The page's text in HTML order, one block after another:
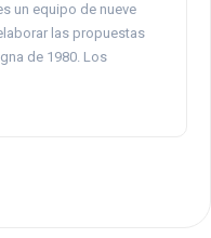
un equipo de nueve
las propuestas
de 1980. Los